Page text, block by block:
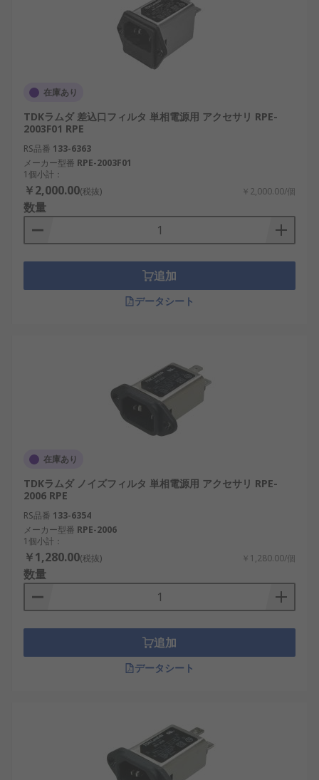
在庫あり
TDKラムダ 差込口フィルタ 単相電源用 アクセサリ RPE-
2003F01 RPE
RS品番 133-6363
メーカー型番 RPE-2003F01
1個小計：
￥2,000.00(税抜) ￥2,000.00/個
数量
追加
データシート
在庫あり
TDKラムダ ノイズフィルタ 単相電源用 アクセサリ RPE-
2006 RPE
RS品番 133-6354
メーカー型番 RPE-2006
1個小計：
￥1,280.00(税抜) ￥1,280.00/個
数量
追加
データシート